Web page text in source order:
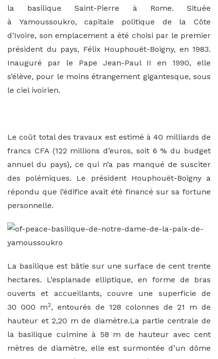
la basilique Saint-Pierre à Rome. Située
à Yamoussoukro, capitale politique de la Côte
d’Ivoire, son emplacement a été choisi par le premier
président du pays, Félix Houphouët-Boigny, en 1983.
Inauguré par le Pape Jean-Paul II en 1990, elle
s’élève, pour le moins étrangement gigantesque, sous
le ciel ivoirien.
Le coût total des travaux est estimé à 40 milliards de
francs CFA (122 millions d’euros, soit 6 % du budget
annuel du pays), ce qui n’a pas manqué de susciter
des polémiques. Le président Houphouët-Boigny a
répondu que l’édifice avait été financé sur sa fortune
personnelle.
La basilique est bâtie sur une surface de cent trente
hectares. L’esplanade elliptique, en forme de bras
ouverts et accueillants, couvre une superficie de
30 000 m2, entourés de 128 colonnes de 21 m de
hauteur et 2,20 m de diamètre.La partie centrale de
la basilique culmine à 58 m de hauteur avec cent
mètres de diamètre, elle est surmontée d’un dôme